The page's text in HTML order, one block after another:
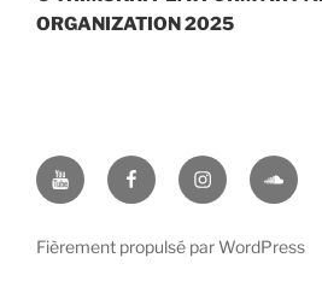
ORGANIZATION 2025
Youtube FacebookInstagram
Fièrement propulsé par WordPress